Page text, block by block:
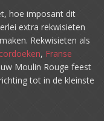
hoe imposant dit
extra rekwisieten
Rekwisieten als
, Franse
Moulin Rouge feest
tot in de kleinste